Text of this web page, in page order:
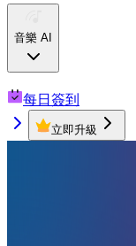
音樂 AI
每日簽到
立即升級